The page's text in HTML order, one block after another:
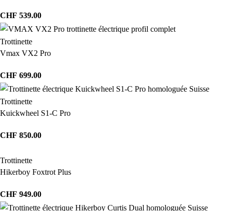
CHF 539.00
Trottinette
Vmax VX2 Pro
CHF 699.00
Trottinette
Kuickwheel S1-C Pro
CHF 850.00
Trottinette
Hikerboy Foxtrot Plus
CHF 949.00